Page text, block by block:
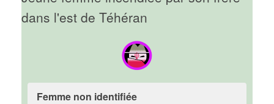
dans l'est de Téhéran
Femme non identifiée